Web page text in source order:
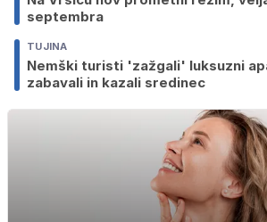
septembra
TUJINA
Nemški turisti 'zažgali' luksuzni
zabavali in kazali sredinec